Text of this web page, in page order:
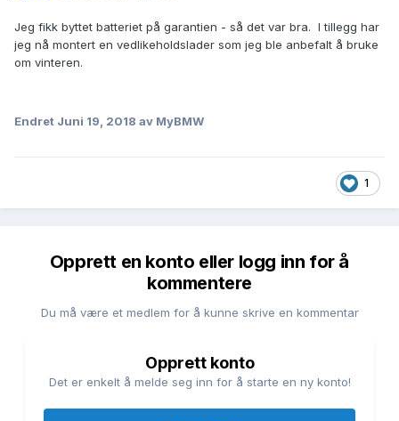
Jeg fikk byttet batteriet på garantien - så det var bra. I tillegg har
jeg nå montert en vedlikeholdslader som jeg ble anbefalt å bruke
om vinteren.
Endret Juni 19, 2018 av MyBMW
1
Opprett en konto eller logg inn for å
kommentere
Du må være et medlem for å kunne skrive en kommentar
Opprett konto
Det er enkelt å melde seg inn for å starte en ny konto!